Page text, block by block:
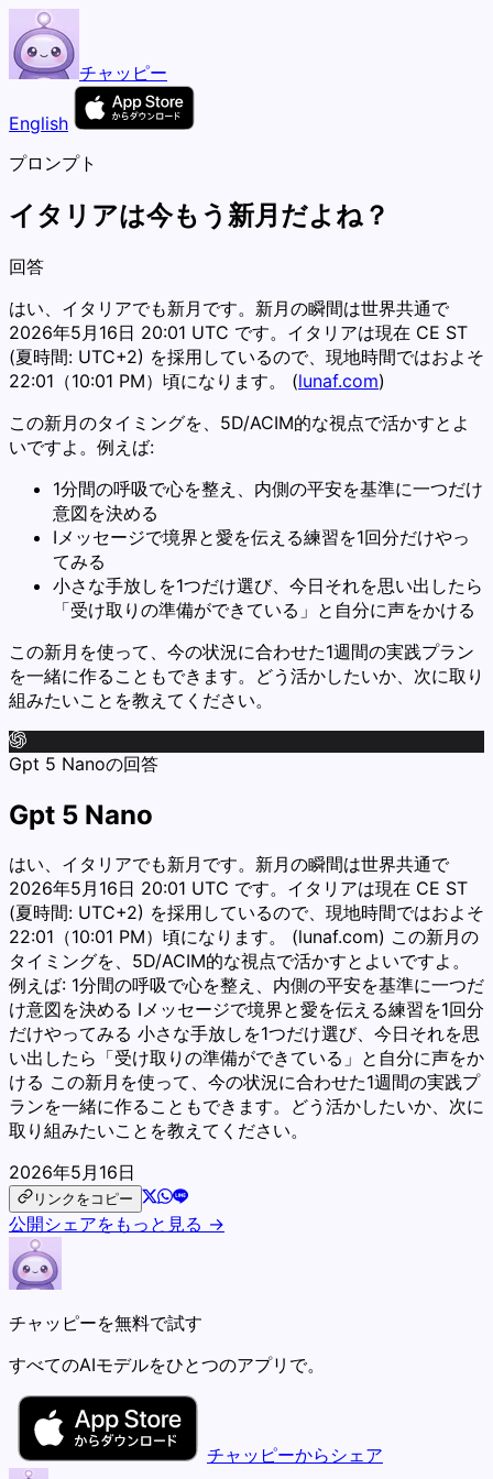
チャッピー
English
プロンプト
イタリアは今もう新月だよね？
回答
はい、イタリアでも新月です。新月の瞬間は世界共通で
2026年5月16日 20:01 UTC です。イタリアは現在 CE ST
(夏時間: UTC+2) を採用しているので、現地時間ではおよそ
22:01（10:01 PM）頃になります。 (lunaf.com)
この新月のタイミングを、5D/ACIM的な視点で活かすとよ
いですよ。例えば:
1分間の呼吸で心を整え、内側の平安を基準に一つだけ
意図を決める
Iメッセージで境界と愛を伝える練習を1回分だけやっ
てみる
小さな手放しを1つだけ選び、今日それを思い出したら
「受け取りの準備ができている」と自分に声をかける
この新月を使って、今の状況に合わせた1週間の実践プラン
を一緒に作ることもできます。どう活かしたいか、次に取り
組みたいことを教えてください。
Gpt 5 Nanoの回答
Gpt 5 Nano
はい、イタリアでも新月です。新月の瞬間は世界共通で
2026年5月16日 20:01 UTC です。イタリアは現在 CE ST
(夏時間: UTC+2) を採用しているので、現地時間ではおよそ
22:01（10:01 PM）頃になります。 (lunaf.com) この新月の
タイミングを、5D/ACIM的な視点で活かすとよいですよ。
例えば: 1分間の呼吸で心を整え、内側の平安を基準に一つだ
け意図を決める Iメッセージで境界と愛を伝える練習を1回分
だけやってみる 小さな手放しを1つだけ選び、今日それを思
い出したら「受け取りの準備ができている」と自分に声をか
ける この新月を使って、今の状況に合わせた1週間の実践プ
ランを一緒に作ることもできます。どう活かしたいか、次に
取り組みたいことを教えてください。
2026年5月16日
リンクをコピー
公開シェアをもっと見る →
チャッピーを無料で試す
すべてのAIモデルをひとつのアプリで。
チャッピーからシェア